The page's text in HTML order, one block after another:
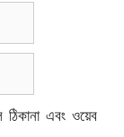
এবং ওয়েব